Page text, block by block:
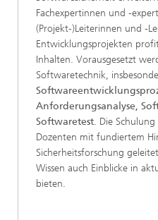
Fachexpertinnen und -
(Projekt-)Leiterinnen und -
Entwicklungsprojekten
Inhalten. Vorausgesetzt
Softwaretechnik,
Anforderungsanalyse,
Softwaretest. Die
Dozenten mit fundiertem
Sicherheitsforschung
Wissen auch Einblicke in
bieten.